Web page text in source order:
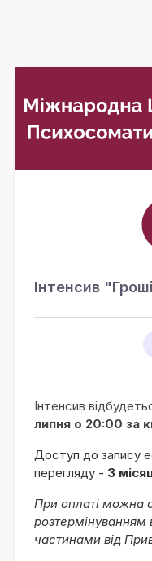
Інтенсив
Інтенсив
липня о 20:00 за
Доступ до запису
перегляду - 3
При оплаті можна
частинами від